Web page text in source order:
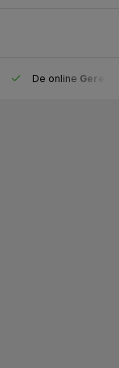
De online